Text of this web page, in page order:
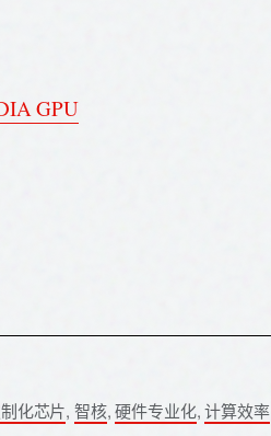
GPU
化芯片, 智核,硬件专业化,计算效率